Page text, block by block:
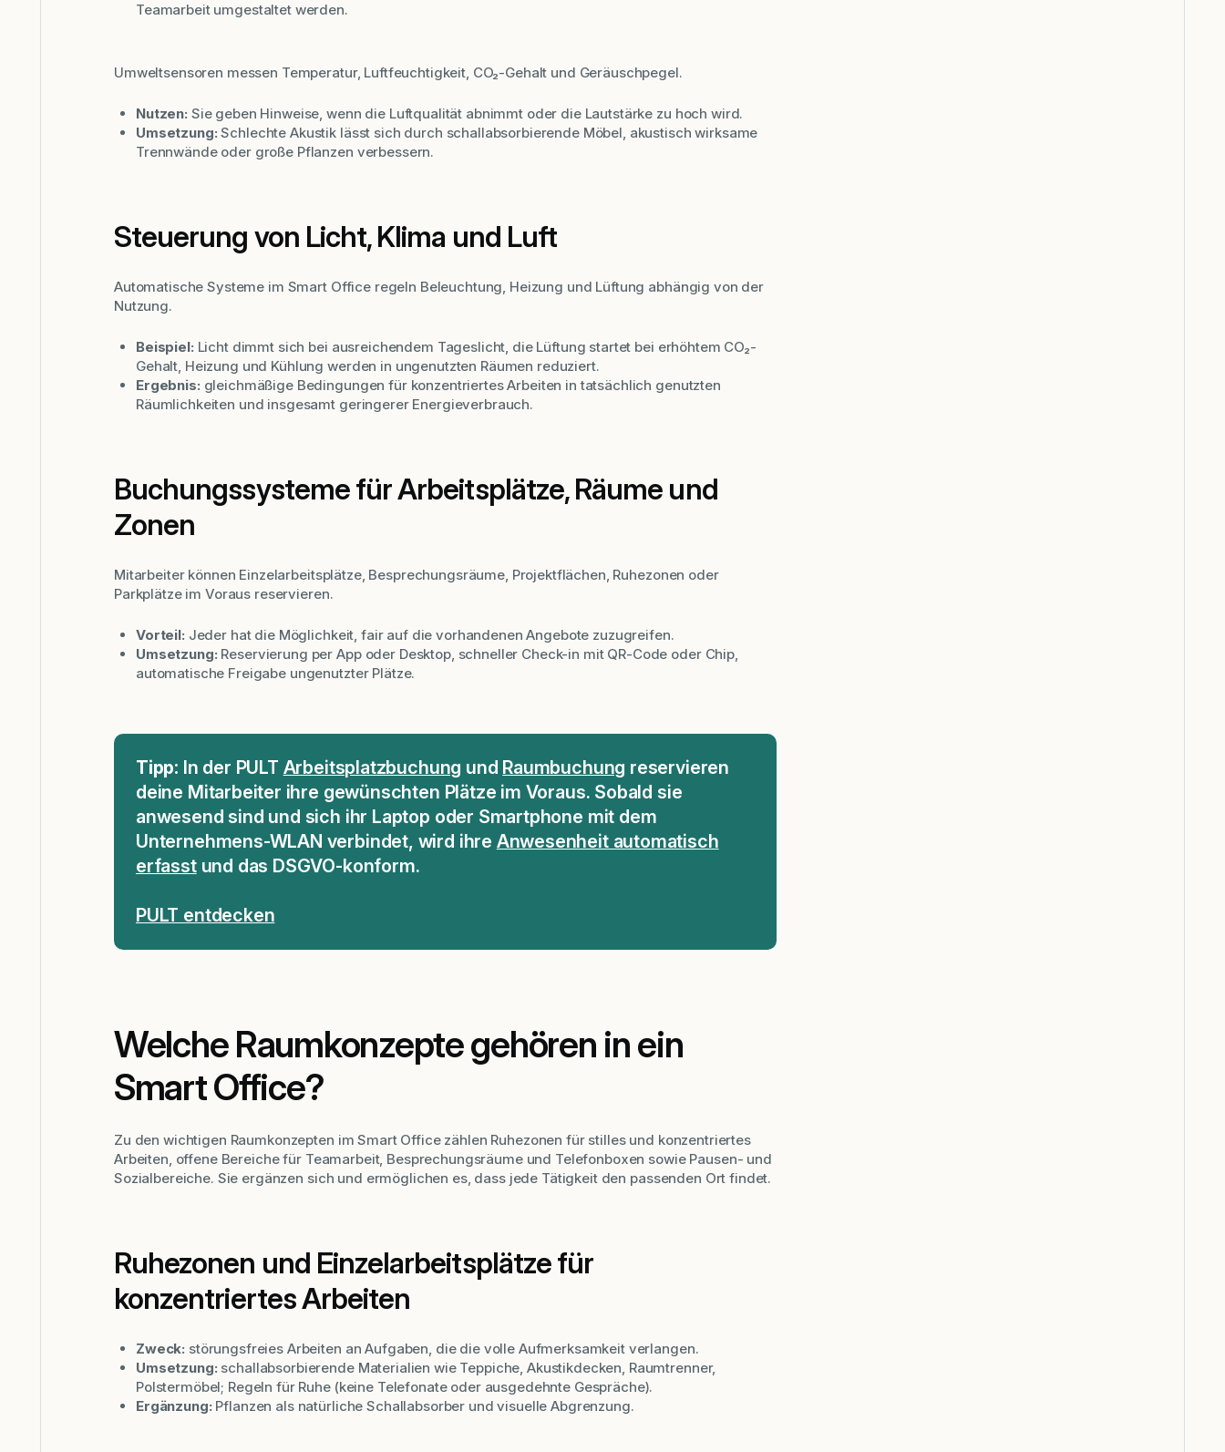
Teamarbeit umgestaltet werden.
Umweltsensoren messen Temperatur, Luftfeuchtigkeit, CO₂-Gehalt und Geräuschpegel.
Nutzen: Sie geben Hinweise, wenn die Luftqualität abnimmt oder die Lautstärke zu hoch wird.
Umsetzung: Schlechte Akustik lässt sich durch schallabsorbierende Möbel, akustisch wirksame
Trennwände oder große Pflanzen verbessern.
Steuerung von Licht, Klima und Luft
Automatische Systeme im Smart Office regeln Beleuchtung, Heizung und Lüftung abhängig von der
Nutzung.
Beispiel: Licht dimmt sich bei ausreichendem Tageslicht, die Lüftung startet bei erhöhtem CO₂-
Gehalt, Heizung und Kühlung werden in ungenutzten Räumen reduziert.
Ergebnis: gleichmäßige Bedingungen für konzentriertes Arbeiten in tatsächlich genutzten
Räumlichkeiten und insgesamt geringerer Energieverbrauch.
Buchungssysteme für Arbeitsplätze, Räume und
Zonen
Mitarbeiter können Einzelarbeitsplätze, Besprechungsräume, Projektflächen, Ruhezonen oder
Parkplätze im Voraus reservieren.
Vorteil: Jeder hat die Möglichkeit, fair auf die vorhandenen Angebote zuzugreifen.
Umsetzung: Reservierung per App oder Desktop, schneller Check-in mit QR-Code oder Chip,
automatische Freigabe ungenutzter Plätze.
Tipp: In der PULT Arbeitsplatzbuchung und Raumbuchung reservieren
deine Mitarbeiter ihre gewünschten Plätze im Voraus. Sobald sie
anwesend sind und sich ihr Laptop oder Smartphone mit dem
Unternehmens-WLAN verbindet, wird ihre Anwesenheit automatisch
erfasstund das DSGVO-konform.
PULT entdecken
Welche Raumkonzepte gehören in ein
Smart Office?
Zu den wichtigen Raumkonzepten im Smart Office zählen Ruhezonen für stilles und konzentriertes
Arbeiten, offene Bereiche für Teamarbeit, Besprechungsräume und Telefonboxen sowie Pausen- und
Sozialbereiche. Sie ergänzen sich und ermöglichen es, dass jede Tätigkeit den passenden Ort findet.
Ruhezonen und Einzelarbeitsplätze für
konzentriertes Arbeiten
Zweck: störungsfreies Arbeiten an Aufgaben, die die volle Aufmerksamkeit verlangen.
Umsetzung: schallabsorbierende Materialien wie Teppiche, Akustikdecken, Raumtrenner,
Polstermöbel; Regeln für Ruhe (keine Telefonate oder ausgedehnte Gespräche).
Ergänzung: Pflanzen als natürliche Schallabsorber und visuelle Abgrenzung.